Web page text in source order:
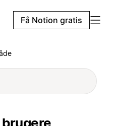
Få Notion gratis